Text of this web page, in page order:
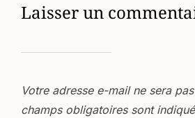
Laisser un
Votre adresse e-mail ne sera
champs obligatoires sont